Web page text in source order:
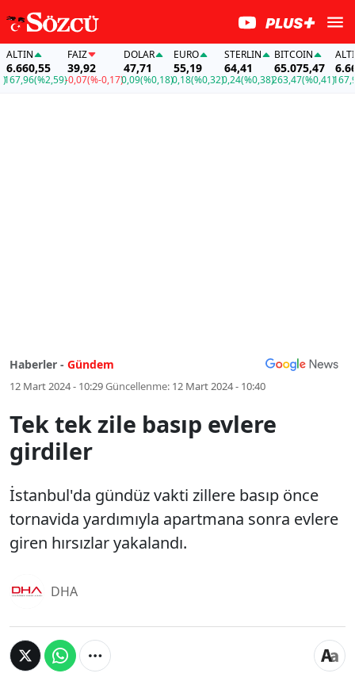
(%2,59)
39,92
-0,07(%-0,17)
DOLAR
47,71
0,09(%0,18)
EURO
55,19
0,18(%0,32)
STERLIN
64,41
0,24(%0,38)
BITCOIN
65.075,47
263,47(%0,41)
ALTIN
6.660,55
167,96
Haberler - Gündem
12 Mart 2024 - 10:29Güncellenme: 12 Mart 2024 - 10:40
Tek tek zile basıp evlere
girdiler
İstanbul'da gündüz vakti zillere basıp önce
tornavida yardımıyla apartmana sonra evlere
giren hırsızlar yakalandı.
DHA